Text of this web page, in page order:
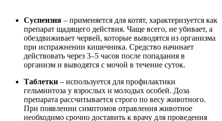
Суспензия – применяется для котят, характеризуется как
препарат щадящего действия. Чаще всего, не убивает, а
обездвиживает червей, которые выводятся из организма
при испражнении кишечника. Средство начинает
действовать через 3–5 часов после попадания в
организм и выводятся с мочой в течение суток.
Таблетки – используется для профилактики
гельминтоза у взрослых и молодых особей. Доза
препарата рассчитывается строго по весу животного.
При появлении симптомов отравления животное
необходимо срочно доставить к врачу для проведения